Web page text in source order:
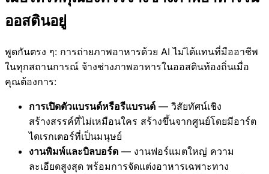
ออสตินอยู่
พูดกันตรง ๆ: การถ่ายภาพอาหารด้วย AI ไม่ได้แทนที่มืออาชีพ
ในทุกสถานการณ์ จ้างช่างภาพอาหารในออสตินท้องถิ่นเมื่อ
คุณต้องการ:
การเปิดตัวแบรนด์หรือรีแบรนด์ — วิสัยทัศน์เชิง
สร้างสรรค์ที่ไม่เหมือนใคร สร้างขึ้นจากศูนย์โดยมีอาร์ต
ไดเรกเตอร์ที่เป็นมนุษย์
งานพิมพ์และบิลบอร์ด — งานฟอร์แมตใหญ่ ความ
ละเอียดสูงสุด พร้อมการจัดแต่งอาหารเฉพาะทาง